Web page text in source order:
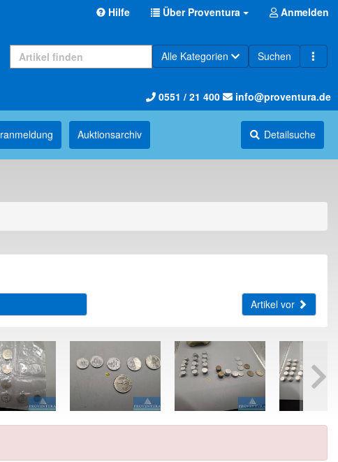
Hilfe Über Proventura Anmelden
Alle Kategorien Suchen
0551 / 21 400 info@proventura.de
Auktions­archiv Detailsuche
Artikel vor